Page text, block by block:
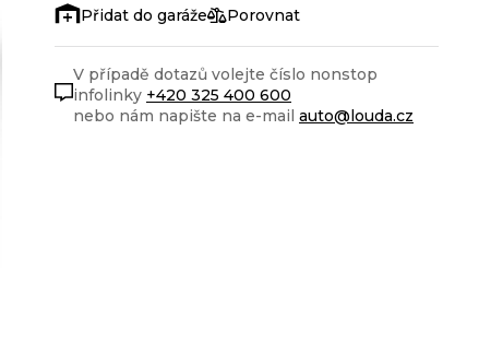
Porovnat
V případě dotazů volejte číslo nonstop
infolinky +420 325 400 600
nebo nám napište na e-mail auto@louda.cz